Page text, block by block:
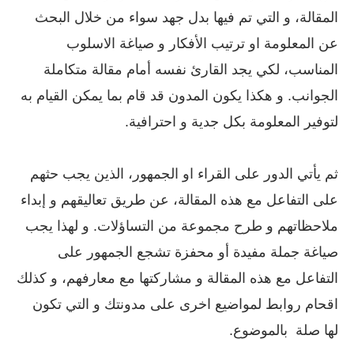
المقالة، و التي تم فيها بدل جهد سواء من خلال البحث
عن المعلومة او ترتيب الأفكار و صياغة الاسلوب
المناسب، لكي يجد القارئ نفسه أمام مقالة متكاملة
الجوانب. و هكذا يكون المدون قد قام بما يمكن القيام به
لتوفير المعلومة بكل جدية و احترافية.
ثم يأتي الدور على القراء او الجمهور، الذين يجب حثهم
على التفاعل مع هذه المقالة، عن طريق تعاليقهم و إبداء
ملاحظاتهم و طرح مجموعة من التساؤلات. و لهذا يجب
صياغة جملة مفيدة أو محفزة تشجع الجمهور على
التفاعل مع هذه المقالة و مشاركتها مع معارفهم، و كذلك
اقحام روابط لمواضيع اخرى على مدونتك و التي تكون
لها صلة بالموضوع.